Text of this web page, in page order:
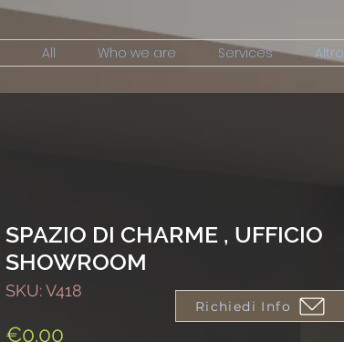
All Who we are Services Altro
SPAZIO DI CHARME , UFFICIO
SHOWROOM
SKU: V418
€0.00
Richiedi Info